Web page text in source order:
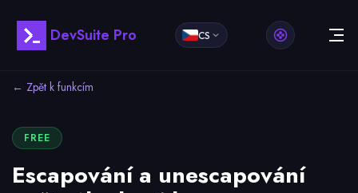
DevSuite Pro CS
← Zpět k funkcím
FREE
Escapování a unescapování